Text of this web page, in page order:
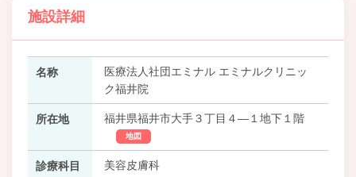
施設詳細
名称
医療法人社団エミナル エミナルクリニッ
ク福井院
所在地 福井県福井市大手３丁目４―１地下１階
地図
診療科目 美容皮膚科